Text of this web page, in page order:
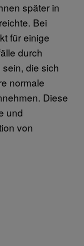
später in
Bei
für einige
durch
die sich
normale
Diese
und
von